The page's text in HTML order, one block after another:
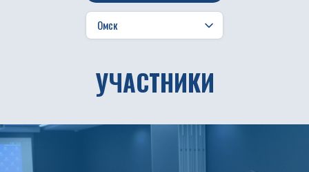
УЧАСТНИКИ